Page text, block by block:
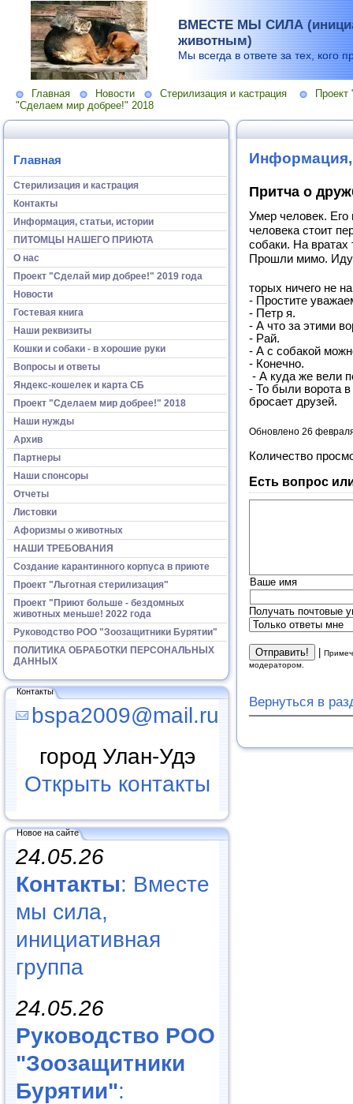
ВМЕСТЕ МЫ СИЛА
животным)
Мы всегда в ответе за тех, кого
Главная Новости Стерилизация и кастрация
"Сделаем мир добрее!" 2018
Главная
Стерилизация и кастрация
Контакты
Информация, статьи, истории
ПИТОМЦЫ НАШЕГО ПРИЮТА
О нас
Проект "Сделай мир добрее!" 2019 года
Новости
Гостевая книга
Наши реквизиты
Кошки и собаки - в хорошие руки
Вопросы и ответы
Яндекс-кошелек и карта СБ
Проект "Сделаем мир добрее!" 2018
Наши нужды
Архив
Партнеры
Наши спонсоры
Отчеты
Листовки
Афоризмы о животных
НАШИ ТРЕБОВАНИЯ
Создание карантинного корпуса в приюте
Проект "Льготная стерилизация"
Проект "Приют больше - бездомных
животных меньше! 2022 года
Руководство РОО "Зоозащитники Бурятии"
ПОЛИТИКА ОБРАБОТКИ ПЕРСОНАЛЬНЫХ
ДАННЫХ
Контакты
bspa2009@mail.ru
город Улан-Удэ
Открыть контакты
Новое на сайте
24.05.26
Контакты: Вместе
мы сила,
инициативная
группа
24.05.26
Руководство РОО
"Зоозащитники
Бурятии":
Информация,
Притча о
Умер человек.
человека стоит
собаки. На
Прошли мимо.
торых ничего не
- Простите
- Петр я.
- А что за этими
- Рай.
- А с собакой
- Конечно.
- А куда же вели
- То были ворота
бросает друзей.
Обновлено 26
Количество
Есть вопрос
Ваше имя
Получать почтовые
|
модератором.
Вернуться в